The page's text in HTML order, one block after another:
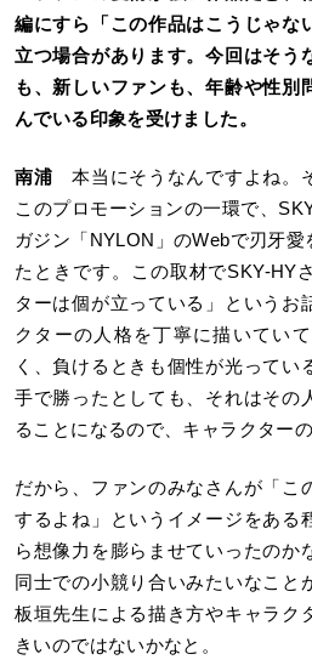
編にすら「この作品はこうじゃな
立つ場合があります。今回はそう
も、新しいファンも、年齢や性別
んでいる印象を受けました。
南浦 本当にそうなんですよね。
このプロモーションの一環で、
ガジン「NYLON」のWebで刃牙
たときです。この取材でSKY-HY
ターは個が立っている」というお
クターの人格を丁寧に描いてい
く、負けるときも個性が光ってい
手で勝ったとしても、それはその
ることになるので、キャラクター
だから、ファンのみなさんが「こ
するよね」というイメージをある
ら想像力を膨らませていったのか
同士での小競り合いみたいなこと
板垣先生による描き方やキャラク
きいのではないかなと。